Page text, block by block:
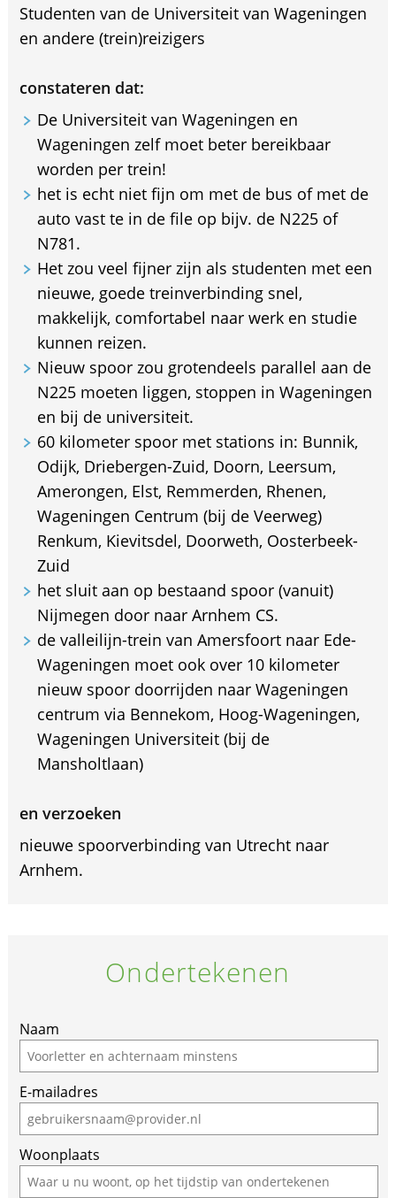
Studenten van de Universiteit van Wageningen
en andere (trein)reizigers
constateren dat:
De Universiteit van Wageningen en
Wageningen zelf moet beter bereikbaar
worden per trein!
het is echt niet fijn om met de bus of met de
auto vast te in de file op bijv. de N225 of
N781.
Het zou veel fijner zijn als studenten met een
nieuwe, goede treinverbinding snel,
makkelijk, comfortabel naar werk en studie
kunnen reizen.
Nieuw spoor zou grotendeels parallel aan de
N225 moeten liggen, stoppen in Wageningen
en bij de universiteit.
60 kilometer spoor met stations in: Bunnik,
Odijk, Driebergen-Zuid, Doorn, Leersum,
Amerongen, Elst, Remmerden, Rhenen,
Wageningen Centrum (bij de Veerweg)
Renkum, Kievitsdel, Doorweth, Oosterbeek-
Zuid
het sluit aan op bestaand spoor (vanuit)
Nijmegen door naar Arnhem CS.
de valleilijn-trein van Amersfoort naar Ede-
Wageningen moet ook over 10 kilometer
nieuw spoor doorrijden naar Wageningen
centrum via Bennekom, Hoog-Wageningen,
Wageningen Universiteit (bij de
Mansholtlaan)
en verzoeken
nieuwe spoorverbinding van Utrecht naar
Arnhem.
Ondertekenen
Naam
E-mailadres
Woonplaats